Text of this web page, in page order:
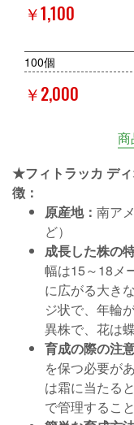
￥1,100
100個
￥2,000
商
★フィトラッカ デ
徴：
原産地： 南ア
ど）
成長した株の
幅は15～18メ
に広がる大き
ジ状で、年輪
異株で、花は
育成の際の注
を保つ必要が
は霜に当たる
で管理するこ